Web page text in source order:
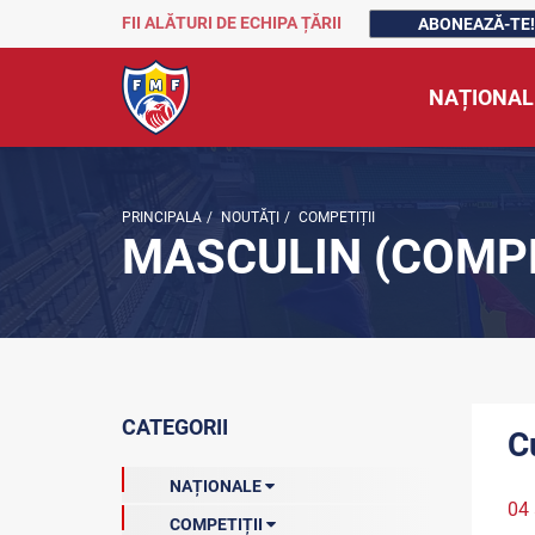
FII ALĂTURI DE ECHIPA ȚĂRII ABONEAZĂ-TE!
PRINCIPALA / NOUTĂŢI / COMPETIȚII
MASCULIN
CATEGORII
NAȚIONALE
COMPETIȚII
04